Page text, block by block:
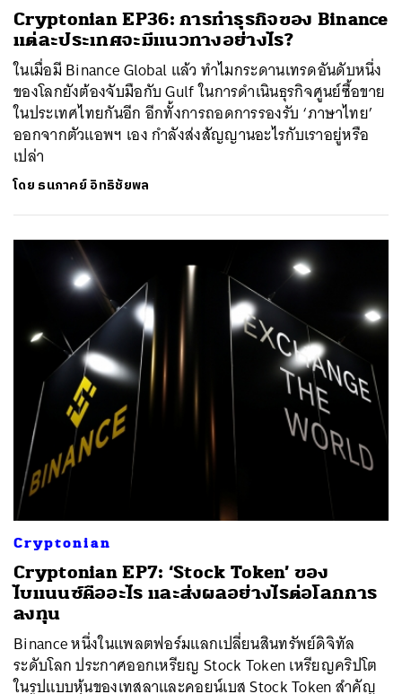
Cryptonian EP36: การทำธุรกิจของ Binance
แต่ละประเทศจะมีแนวทางอย่างไร?
ในเมื่อมี Binance Global แล้ว ทำไมกระดานเทรดอันดับหนึ่ง
ของโลกยังต้องจับมือกับ Gulf ในการดำเนินธุรกิจศูนย์ซื้อขาย
ในประเทศไทยกันอีก อีกทั้งการถอดการรองรับ ‘ภาษาไทย’
ออกจากตัวแอพฯ เอง กำลังส่งสัญญานอะไรกับเราอยู่หรือ
เปล่า
โดย ธนภาคย์ อิทธิชัยพล
Cryptonian
Cryptonian EP7: ‘Stock Token’ ของ
ไบแนนซ์คืออะไร และส่งผลอย่างไรต่อโลกการ
ลงทุน
Binance หนึ่งในแพลตฟอร์มแลกเปลี่ยนสินทรัพย์ดิจิทัล
ระดับโลก ประกาศออกเหรียญ Stock Token เหรียญคริปโต
ในรูปแบบหุ้นของเทสลาและคอยน์เบส Stock Token สำคัญ
SHARE TWEET LINE EMAIL